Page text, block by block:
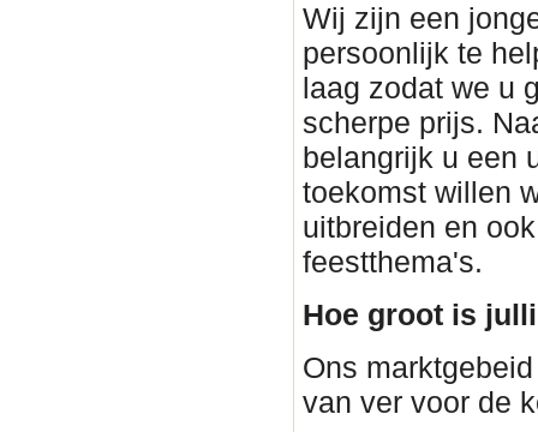
Wij zijn een
persoonlijk te
laag zodat we u
scherpe prijs.
belangrijk u een
toekomst willen
uitbreiden en
feestthema's.
Hoe groot is
Ons
van ver voor de